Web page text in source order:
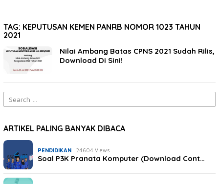
TAG: KEPUTUSAN KEMEN PANRB NOMOR 1023 TAHUN
2021
Nilai Ambang Batas CPNS 2021 Sudah Rilis,
Download Di Sini!
Search
for:
ARTIKEL PALING BANYAK DIBACA
PENDIDIKAN 24604 Views
Soal P3K Pranata Komputer (Download Cont…